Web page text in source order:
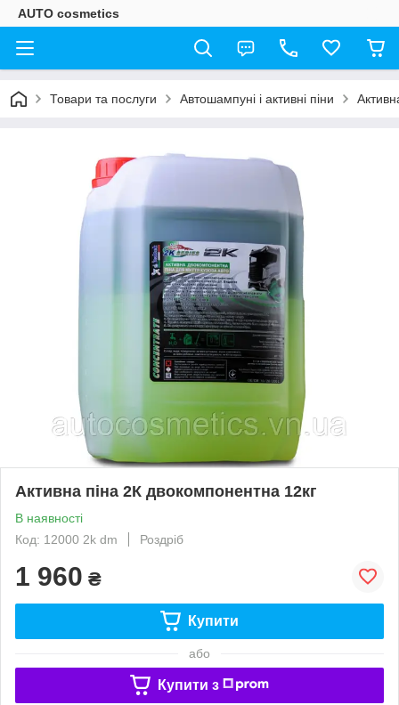
AUTO cosmetics
Товари та послуги Автошампуні і активні піни
Активна піна 2К двокомпонентна 12кг
В наявності
Код: 12000 2k dm
Роздріб
1 960 ₴
Купити
або
Купити з